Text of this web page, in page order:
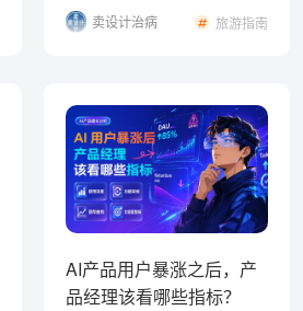
卖设计治病 旅游指南
AI产品用户暴涨之后，产
品经理该看哪些指标？